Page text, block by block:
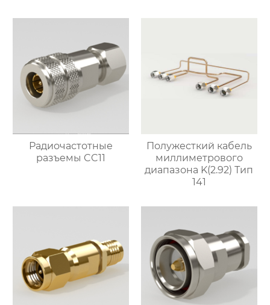
Радиочастотные
разъемы CC11
Полужесткий кабель
миллиметрового
диапазона K(2.92) Тип
141